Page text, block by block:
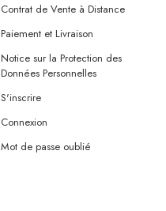
Contrat de Vente à Distance
Paiement et Livraison
Notice sur la Protection des
Données Personnelles
S'inscrire
Connexion
Mot de passe oublié